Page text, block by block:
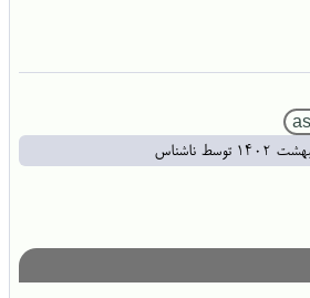
توسط ناشناس